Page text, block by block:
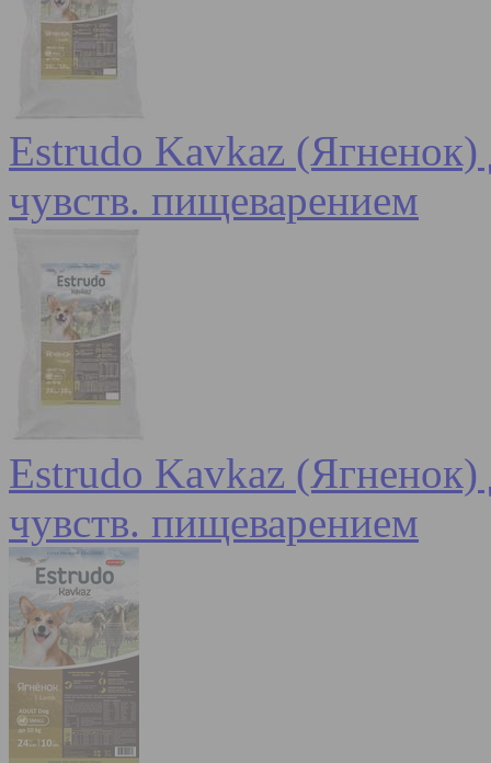
Estrudo Kavkaz (Ягненок)
чувств. пищеварением
Estrudo Kavkaz (Ягненок)
чувств. пищеварением